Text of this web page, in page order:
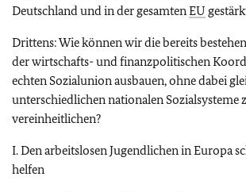
Deutschland und in der gesamtenEU
Drittens: Wie können wir die bereits
der wirtschafts- und finanzpolitischen
echten Sozialunion ausbauen, ohne dabei
unterschiedlichen nationalen Sozialsysteme
vereinheitlichen?
I. Den arbeitslosen Jugendlichen in Europa
helfen